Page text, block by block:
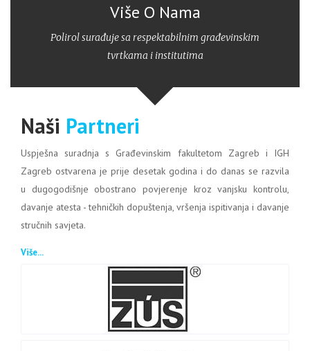
Više O Nama
Polirol surađuje sa respektabilnim građevinskim
tvrtkama i institutima
Naši Partneri
Uspješna suradnja s Građevinskim fakultetom Zagreb i IGH
Zagreb ostvarena je prije desetak godina i do danas se razvila
u dugogodišnje obostrano povjerenje kroz vanjsku kontrolu,
davanje atesta - tehničkih dopuštenja, vršenja ispitivanja i davanje
stručnih savjeta.
Više...